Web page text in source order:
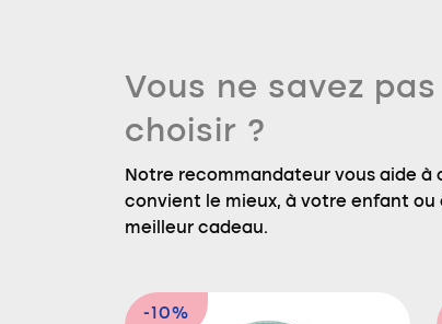
Vous ne savez
choisir ?
Notre recommandateur vous aide à
convient le mieux, à votre enfant ou
meilleur cadeau.
-10%